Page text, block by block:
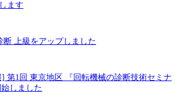
ます
断 上級をアップしました
第1回 東京地区 『回転機械の診断技術セミナ
しました